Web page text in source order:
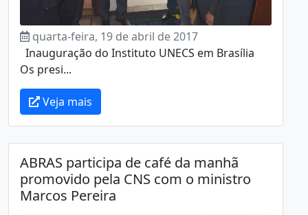
quarta-feira, 19 de abril de 2017
Inauguração do Instituto UNECS em Brasília
Os presi...
Veja mais
ABRAS participa de café da manhã
promovido pela CNS com o ministro
Marcos Pereira